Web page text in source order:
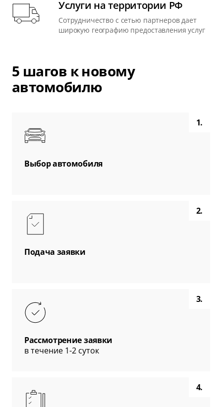
Услуги на территории РФ
Сотрудничество с сетью партнеров дает
широкую географию предоставления услуг
5 шагов к новому
автомобилю
1.
Выбор автомобиля
2.
Подача заявки
3.
Рассмотрение заявки
в течение 1-2 суток
4.